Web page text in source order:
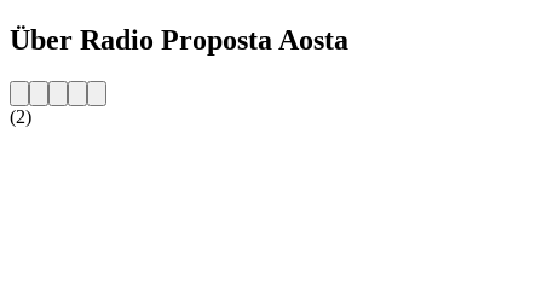
Über Radio Proposta Aosta
(2)